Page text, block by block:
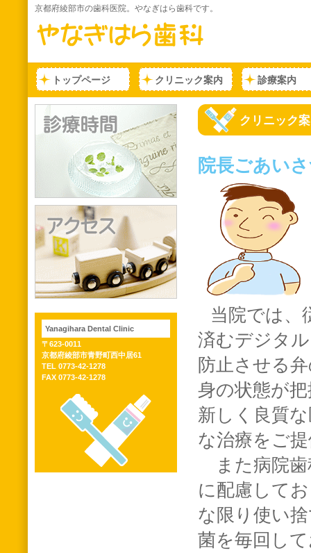
京都府綾部市の歯科医院。やなぎはら歯科です。
クリニック
院長ごあい
当院では、
済むデジタ
防止させる
身の状態が
新しく良質
な治療をご
また病院歯
に配慮して
な限り使い
菌を毎回し
トップページ クリニック案内 診療案内
Yanagihara Dental Clinic
〒623-0011
京都府綾部市青野町西中居61
TEL 0773-42-1278
FAX 0773-42-1278